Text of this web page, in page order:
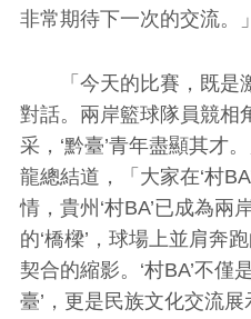
非常期待下一次的交流。」
「今天的比賽，既是
對話。兩岸籃球隊員競相
采，‘黔臺’青年盡顯其才
龍總結道，「大家在‘村
情，貴州‘村BA’已成為兩
的‘橋樑’，球場上並肩奔
契合的縮影。‘村BA’不僅
臺’，更是民族文化交流展